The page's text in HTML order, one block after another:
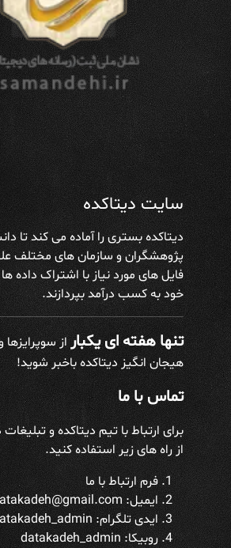
سایت دیتاکده
دیتاکده بستری را آماده می کند تا
پژوهشگران و سازمان های مختلف
فایل های مورد نیاز با اشتراک داده
خود به کسب درآمد بپردازند.
تنها هفته ای یکباراز سوپرایزها
هیجان انگیز دیتاکده باخبر شوید!
تماس با ما
برای ارتباط با تیم دیتاکده و
از راه های زیر استفاده کنید.
فرم ارتباط با ما
ایمیل: datakadeh@gmail.com
ایدی تلگرام:datakadeh_admin
روبیکا: datakadeh_admin